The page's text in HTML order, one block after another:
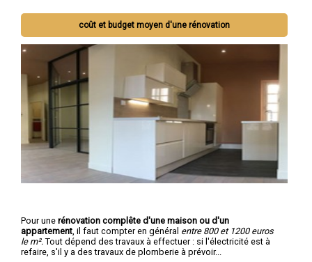
coût et budget moyen d'une rénovation
Pour une rénovation complête d'une maison ou d'un
appartement , il faut compter en général entre 800 et 1200 euros
le m². Tout dépend des travaux à effectuer : si l'électricité est à
refaire, s'il y a des travaux de plomberie à prévoir...